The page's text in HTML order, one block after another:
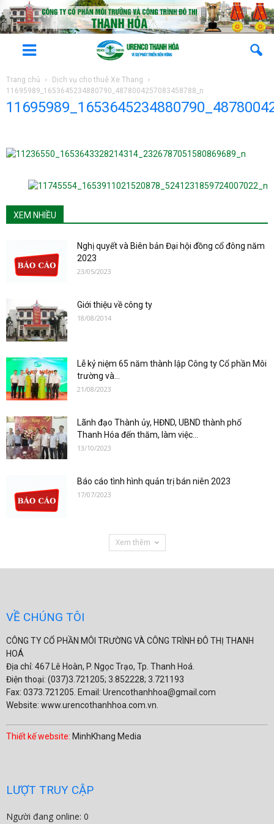
Trang chủ
Dịch vụ cho thuê Xe Thang
11695989_1653645234880790_4878004257083458788_n
XEM NHIỀU
Nghị quyết và Biên bản Đại hội đồng cổ đông năm
2023
23/05/2023
Giới thiệu về công ty
18/08/2014
Lễ kỷ niệm 65 năm thành lập Công ty Cổ phần Môi
trường và...
21/08/2023
Lãnh đạo Thành ủy, HĐND, UBND thành phố
Thanh Hóa đến thăm, làm việc...
13/10/2023
Báo cáo tình hình quản trị bán niên 2023
17/07/2023
Xem thêm
VỀ CHÚNG TÔI
CÔNG TY CỔ PHẦN MÔI TRƯỜNG VÀ CÔNG TRÌNH ĐÔ THỊ THANH
HOÁ
Địa chỉ: 467 Lê Hoàn, P. Ngọc Trạo, Tp. Thanh Hoá.
Điện thoại: (037)3.721205; 3.852228; 3.721193
Fax: 0373.721205. Email: Urencothanhhoa@gmail.com
Website: www.urencothanhhoa.com.vn.
Thiết kế website: MinhKhang Media
LƯỢT TRUY CẬP
Người đang online: 0